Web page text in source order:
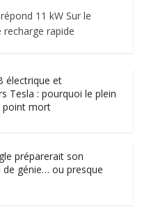
11 kW Sur le
rapide
électrique et
Tesla : pourquoi le plein
point mort
préparerait son
de génie… ou presque